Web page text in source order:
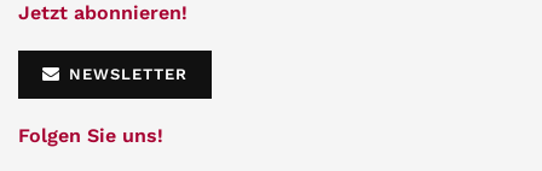
Jetzt abonnieren!
NEWSLETTER
Folgen Sie uns!